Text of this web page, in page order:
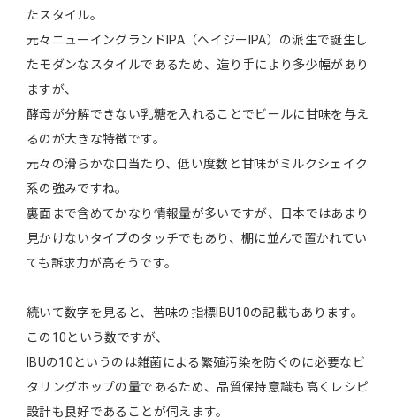
たスタイル。
元々ニューイングランドIPA（ヘイジーIPA）の派生で誕生し
たモダンなスタイルであるため、造り手により多少幅があり
ますが、
酵母が分解できない乳糖を入れることでビールに甘味を与え
るのが大きな特徴です。
元々の滑らかな口当たり、低い度数と甘味がミルクシェイク
系の強みですね。
裏面まで含めてかなり情報量が多いですが、日本ではあまり
見かけないタイプのタッチでもあり、棚に並んで置かれてい
ても訴求力が高そうです。
続いて数字を見ると、苦味の指標IBU10の記載もあります。
この10という数ですが、
IBUの10というのは雑菌による繁殖汚染を防ぐのに必要なビ
タリングホップの量であるため、品質保持意識も高くレシピ
設計も良好であることが伺えます。